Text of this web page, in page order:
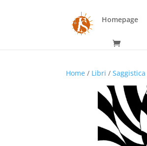
Homepage
Home / Libri /Saggistica